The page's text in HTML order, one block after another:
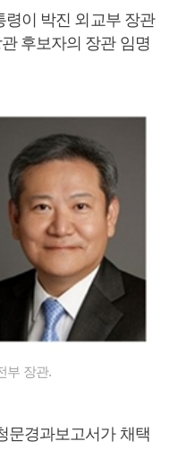
령이 박진 외교부 장관
후보자의 장관 임명
부 장관.
문경과보고서가 채택